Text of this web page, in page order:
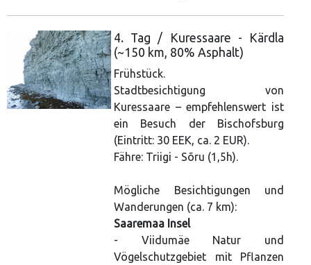
4. Tag / Kuressaare - Kärdla
(~150 km, 80% Asphalt)
Frühstück.
Stadtbesichtigung von
Kuressaare – empfehlenswert ist
ein Besuch der Bischofsburg
(Eintritt: 30 EEK, ca. 2 EUR).
Fähre: Triigi - Sõru (1,5h).
Mögliche Besichtigungen und
Wanderungen (ca. 7 km):
Saaremaa Insel
- Viidumäe Natur und
Vögelschutzgebiet mit Pflanzen